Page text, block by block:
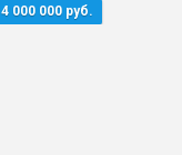
4 000 000 руб.